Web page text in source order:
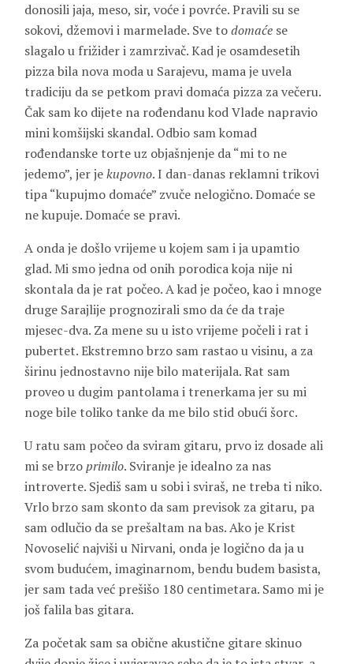
donosili jaja, meso, sir, voće i povrće. Pravili su se
sokovi, džemovi i marmelade. Sve todomaće se
slagalo u frižider i zamrzivač. Kad je osamdesetih
pizza bila nova moda u Sarajevu, mama je uvela
tradiciju da se petkom pravi domaća pizza za večeru.
Čak sam ko dijete na rođendanu kod Vlade napravio
mini komšijski skandal. Odbio sam komad
rođendanske torte uz objašnjenje da “mi to ne
jedemo”, jer jekupovno. I dan-danas reklamni trikovi
tipa “kupujmo domaće” zvuče nelogično. Domaće se
ne kupuje. Domaće se pravi.
A onda je došlo vrijeme u kojem sam i ja upamtio
glad. Mi smo jedna od onih porodica koja nije ni
skontala da je rat počeo. A kad je počeo, kao i mnoge
druge Sarajlije prognozirali smo da će da traje
mjesec-dva. Za mene su u isto vrijeme počeli i rat i
pubertet. Ekstremno brzo sam rastao u visinu, a za
širinu jednostavno nije bilo materijala. Rat sam
proveo u dugim pantolama i trenerkama jer su mi
noge bile toliko tanke da me bilo stid obući šorc.
U ratu sam počeo da sviram gitaru, prvo iz dosade ali
mi se brzoprimilo. Sviranje je idealno za nas
introverte. Sjediš sam u sobi i sviraš, ne treba ti niko.
Vrlo brzo sam skonto da sam previsok za gitaru, pa
sam odlučio da se prešaltam na bas. Ako je Krist
Novoselić najviši u Nirvani, onda je logično da ja u
svom budućem, imaginarnom, bendu budem basista,
jer sam tada već prešišo 180 centimetara. Samo mi je
još falila bas gitara.
Za početak sam sa obične akustične gitare skinuo